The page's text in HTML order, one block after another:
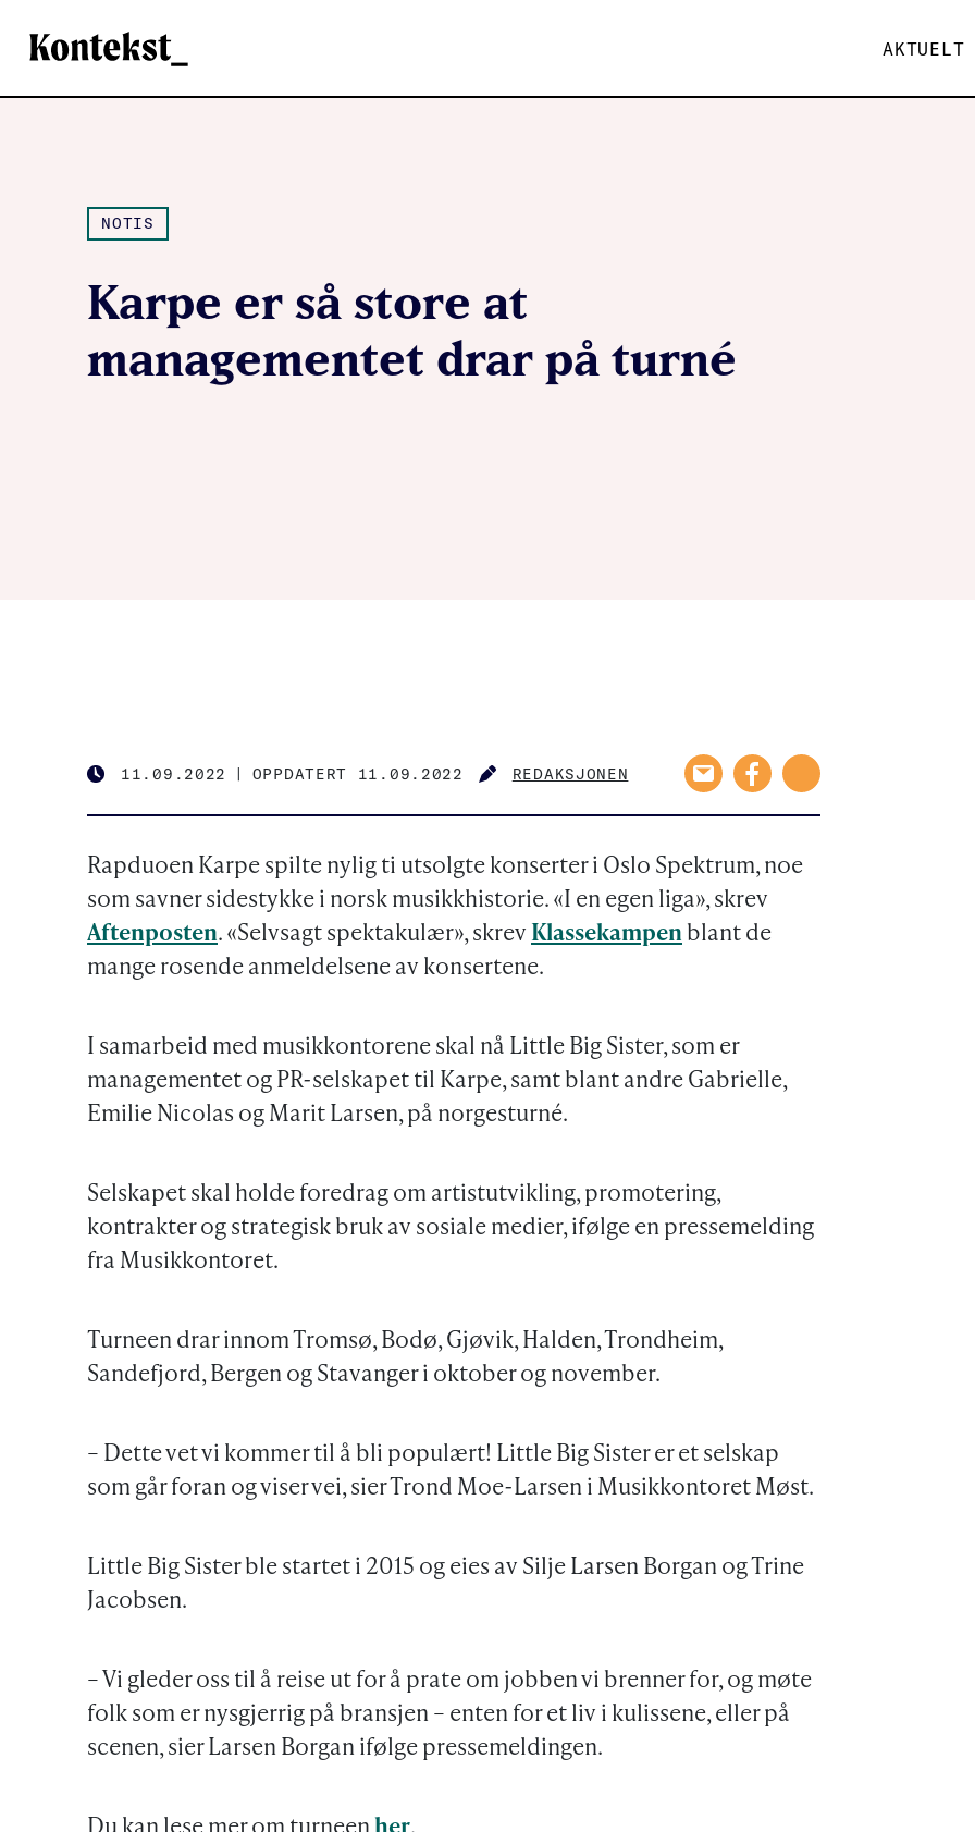
Kontekst AKTUELT
NOTIS
Karpe er så store at
managementet drar på turné
PUBLISHED
11.09.2022 | OPPDATERT 11.09.2022
AUTHOR
REDAKSJONEN
Rapduoen Karpe spilte nylig ti utsolgte konserter i Oslo Spektrum, noe
som savner sidestykke i norsk musikkhistorie. «I en egen liga», skrev
Aftenposten. «Selvsagt spektakulær», skrev Klassekampenblant de
mange rosende anmeldelsene av konsertene.
I samarbeid med musikkontorene skal nå Little Big Sister, som er
managementet og PR-selskapet til Karpe, samt blant andre Gabrielle,
Emilie Nicolas og Marit Larsen, på norgesturné.
Selskapet skal holde foredrag om artistutvikling, promotering,
kontrakter og strategisk bruk av sosiale medier, ifølge en pressemelding
fra Musikkontoret.
Turneen drar innom Tromsø, Bodø, Gjøvik, Halden, Trondheim,
Sandefjord, Bergen og Stavanger i oktober og november.
– Dette vet vi kommer til å bli populært! Little Big Sister er et selskap
som går foran og viser vei, sier Trond Moe-Larsen i Musikkontoret Møst.
Little Big Sister ble startet i 2015 og eies av Silje Larsen Borgan og Trine
Jacobsen.
– Vi gleder oss til å reise ut for å prate om jobben vi brenner for, og møte
folk som er nysgjerrig på bransjen – enten for et liv i kulissene, eller på
scenen, sier Larsen Borgan ifølge pressemeldingen.
Du kan lese mer om turneenher.